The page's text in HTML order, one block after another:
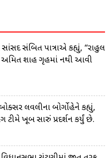
સંબિત પાત્રાએ કહ્યું, “રાહુલ
અમિત શાહ ગૃહમાં નથી આવી
લવલીના બોર્ગોહેને કહ્યું,
ખૂબ સારું પ્રદર્શન કર્યું છે.